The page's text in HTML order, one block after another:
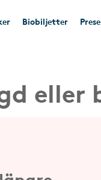
Biobiljetter